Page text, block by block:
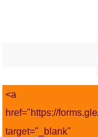
<a
href="https://
target="_blank"